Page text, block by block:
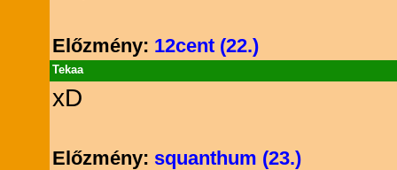
Előzmény: 12cent (22.)
Tekaa
xD
Előzmény: squanthum (23.)